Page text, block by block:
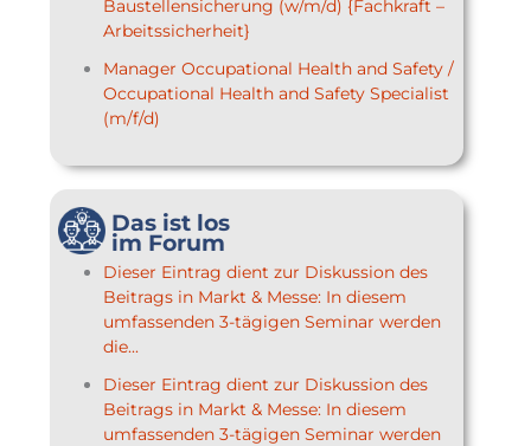
Baustellensicherung (w/m/d) {Fachkraft –
Arbeitssicherheit}
Manager Occupational Health and Safety /
Occupational Health and Safety Specialist
(m/f/d)
Das ist los
im Forum
Dieser Eintrag dient zur Diskussion des
Beitrags in Markt & Messe: In diesem
umfassenden 3-tägigen Seminar werden
die...
Dieser Eintrag dient zur Diskussion des
Beitrags in Markt & Messe: In diesem
umfassenden 3-tägigen Seminar werden